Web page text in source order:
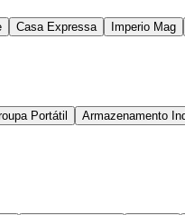
Casa Expressa Imperio Mag
Portátil Armazenamento